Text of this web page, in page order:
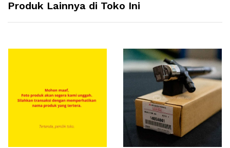
Produk Lainnya di Toko Ini